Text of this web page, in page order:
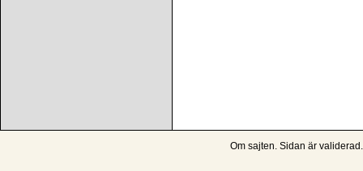
Om sajten. Sidan är validerad